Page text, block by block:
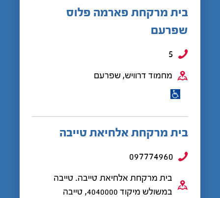
בית מרקחת פארמה פלוס
שפרעם
5
מחמוד דרוויש, שפרעם
בית מרקחת אלחיאת טייבה
097774960
בית מרקחת אלחיאת טייבה. טייבה
במשולש מיקוד 4040000, טייבה